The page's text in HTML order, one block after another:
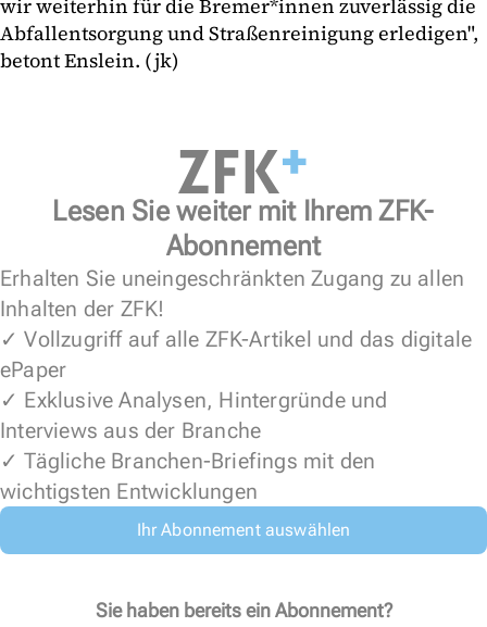
wir weiterhin für die Bremer*innen zuverlässig die
Abfallentsorgung und Straßenreinigung erledigen",
betont Enslein. (jk)
Lesen Sie weiter mit Ihrem ZFK-
Abonnement
Erhalten Sie uneingeschränkten Zugang zu allen
Inhalten der ZFK!
✓ Vollzugriff auf alle ZFK-Artikel und das digitale
ePaper
✓ Exklusive Analysen, Hintergründe und
Interviews aus der Branche
✓ Tägliche Branchen-Briefings mit den
wichtigsten Entwicklungen
Ihr Abonnement auswählen
Sie haben bereits ein Abonnement?